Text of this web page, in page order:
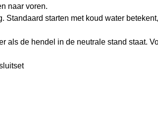
naar voren.
starten met koud water
als de hendel in de neutrale stand staat.